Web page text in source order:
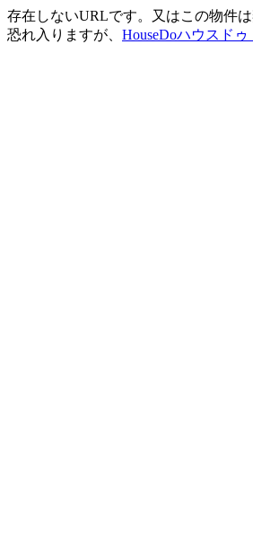
存在しないURLです。又はこの物件
恐れ入りますが、 HouseDoハウスド